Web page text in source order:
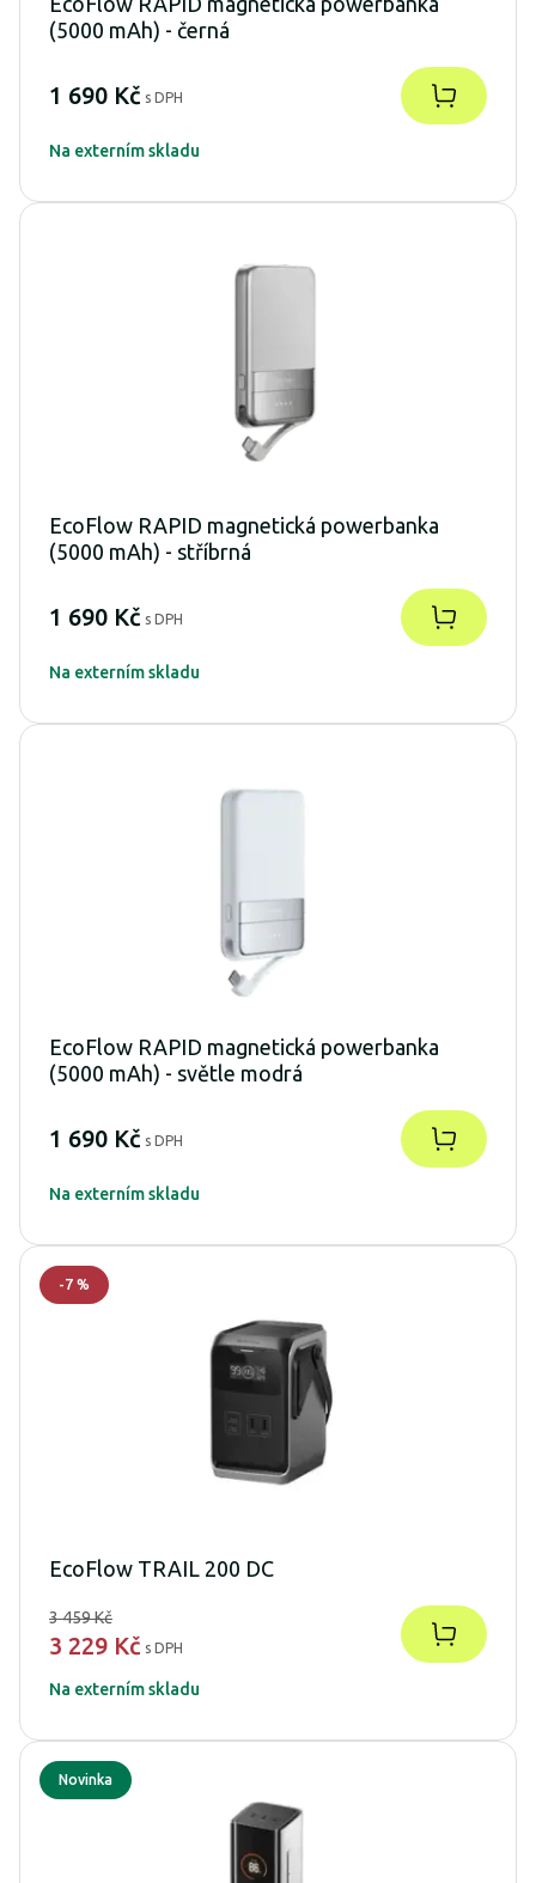
(5000 mAh) - černá
1 690 Kč s DPH
Na externím skladu
EcoFlow RAPID magnetická powerbanka
(5000 mAh) - stříbrná
1 690 Kč s DPH
Na externím skladu
EcoFlow RAPID magnetická powerbanka
(5000 mAh) - světle modrá
1 690 Kč s DPH
Na externím skladu
-7 %
EcoFlow TRAIL 200 DC
3 459 Kč
3 229 Kč s DPH
Na externím skladu
Novinka